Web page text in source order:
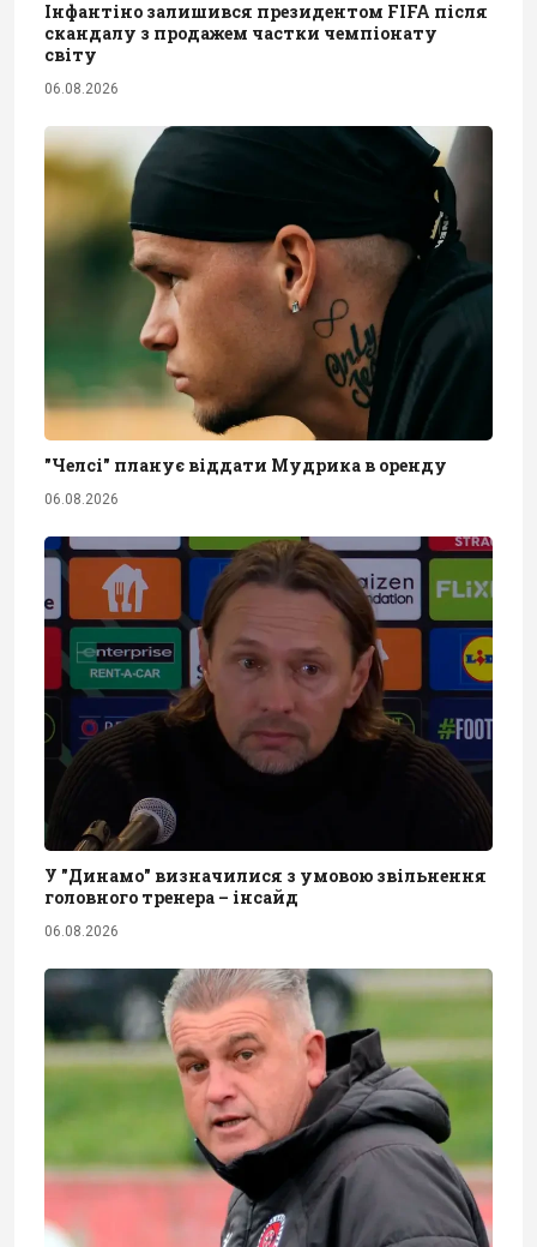
Інфантіно залишився президентом FIFA після
скандалу з продажем частки чемпіонату
світу
06.08.2026
"Челсі" планує віддати Мудрика в оренду
06.08.2026
У "Динамо" визначилися з умовою звільнення
головного тренера – інсайд
06.08.2026